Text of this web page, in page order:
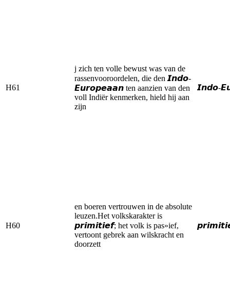
H61
j zich ten volle bewust was van de
rassenvooroordelen, die den 𝙄𝙣𝙙𝙤-
𝙀𝙪𝙧𝙤𝙥𝙚𝙖𝙖𝙣 ten aanzien van den
voll Indiër kenmerken, hield hij aan
zijn
𝙄𝙣𝙙𝙤-
H60
en boeren vertrouwen in de absolute
leuzen.Het volkskarakter is
𝙥𝙧𝙞𝙢𝙞𝙩𝙞𝙚𝙛; het volk is pas»ief,
vertoont gebrek aan wilskracht en
doorzett